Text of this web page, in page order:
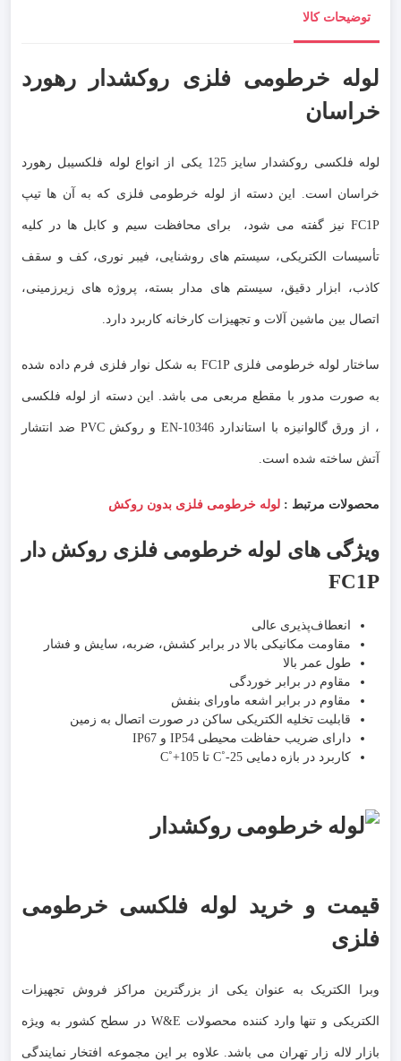
توضیحات کالا
لوله خرطومی فلزی روکشدار رهورد
خراسان
لوله فلکسی روکشدار سایز 125 یکی از انواع لوله فلکسیبل رهورد
خراسان است. این دسته از لوله خرطومی فلزی که به آن ها تیپ
FC1P نیز گفته می شود، برای محافظت سیم و کابل ها در کلیه
تأسیسات الکتریکی، سیستم های روشنایی، فیبر نوری، کف و سقف
کاذب، ابزار دقیق، سیستم های مدار بسته، پروژه های زیرزمینی،
اتصال بین ماشین آلات و تجهیزات کارخانه کاربرد دارد.
ساختار لوله خرطومی فلزی FC1P به شکل نوار فلزی فرم داده شده
به صورت مدور با مقطع مربعی می باشد. این دسته از لوله فلکسی
، از ورق گالوانیزه با استاندارد EN-10346 و روکش PVC ضد انتشار
آتش ساخته شده است.
محصولات مرتبط : لوله خرطومی فلزی بدون روکش
ویژگی های لوله خرطومی فلزی روکش دار
FC1P
انعطاف‌پذیری عالی
مقاومت مکانیکی بالا در برابر کشش، ضربه، سایش و فشار
طول عمر بالا
مقاوم در برابر خوردگی
مقاوم در برابر اشعه ماورای بنفش
قابلیت تخلیه الکتریکی ساکن در صورت اتصال به زمین
دارای ضریب حفاظت محیطی IP54 و IP67
کاربرد در بازه دمایی C˚-25 تا C˚+105
قیمت و خرید لوله فلکسی خرطومی
فلزی
وبرا الکتریک به عنوان یکی از بزرگترین مراکز فروش تجهیزات
الکتریکی و تنها وارد کننده محصولات W&E در سطح کشور به ویژه
بازار لاله زار تهران می باشد. علاوه بر این مجموعه افتخار نمایندگی